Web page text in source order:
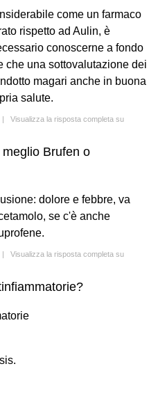
come un farmaco
rispetto ad Aulin, è
conoscerne a fondo
che una sottovalutazione dei
magari anche in buona
salute.
| Visualizza la risposta completa su
Brufen o
dolore e febbre, va
se c'è anche
| Visualizza la risposta completa su